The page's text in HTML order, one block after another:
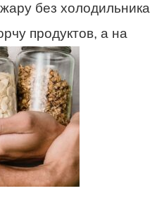
без холодильника
продуктов, а на